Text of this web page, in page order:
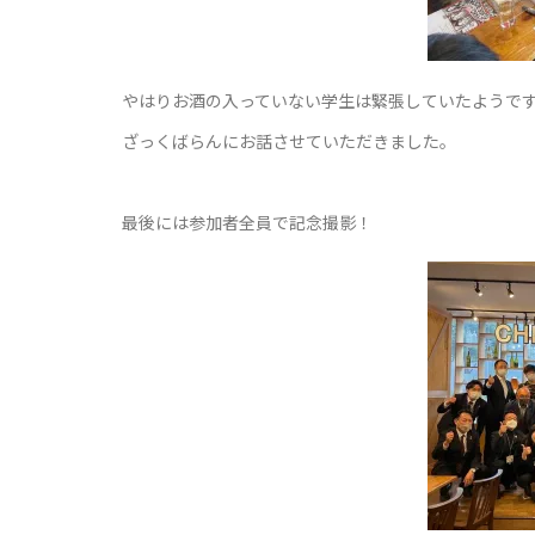
やはりお酒の入っていない学生は緊張していたようで
ざっくばらんにお話させていただきました。
最後には参加者全員で記念撮影！